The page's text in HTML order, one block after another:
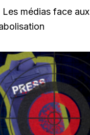
Les médias face aux